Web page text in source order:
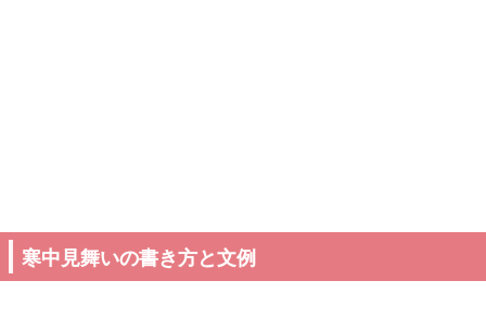
寒中見舞いの書き方と文例